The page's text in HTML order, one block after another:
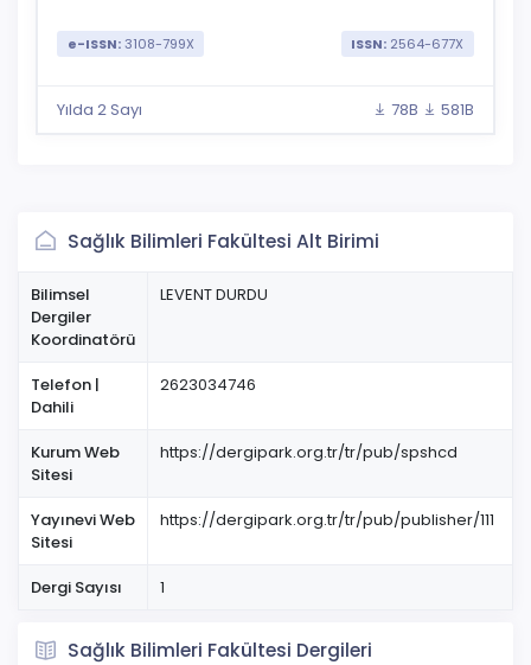
e-ISSN:3108-799X ISSN: 2564-677X
Yılda 2 Sayı 78B 581B
Sağlık Bilimleri Fakültesi Alt Birimi
Bilimsel
Dergiler
Koordinatörü
LEVENT DURDU
Telefon |
Dahili
2623034746
Kurum Web
Sitesi
https://dergipark.org.tr/tr/pub/spshcd
Yayınevi Web
Sitesi
https://dergipark.org.tr/tr/pub/publisher/111
Dergi Sayısı 1
Sağlık Bilimleri Fakültesi Dergileri